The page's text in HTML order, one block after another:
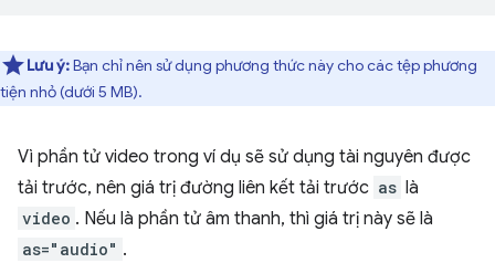
Lưu ý:Bạn chỉ nên sử dụng phương thức này cho các tệp phương
tiện nhỏ (dưới 5 MB).
Vì phần tử video trong ví dụ sẽ sử dụng tài nguyên được
tải trước, nên giá trị đường liên kết tải trước as là
video . Nếu là phần tử âm thanh, thì giá trị này sẽ là
as="audio" .